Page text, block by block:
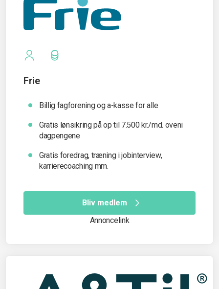
Frie
Billig fagforening og a-kasse for alle
Gratis lønsikring på op til 7.500 kr./md. oveni
dagpengene
Gratis foredrag, træning i jobinterview,
karrierecoaching mm.
Bliv medlem
Annoncelink